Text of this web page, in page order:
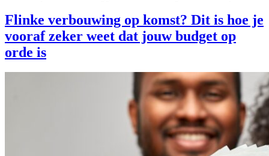
Flinke verbouwing op komst? Dit is hoe je
vooraf zeker weet dat jouw budget op
orde is